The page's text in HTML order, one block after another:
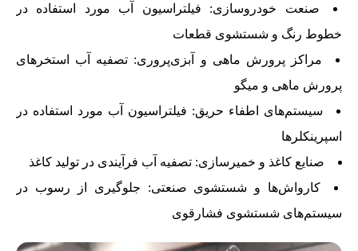
صنعت خودروسازی: فیلتراسیون آب مورد استفاده در
خطوط رنگ و شستشوی قطعات
مراکز پرورش ماهی و آبزی‌پروری: تصفیه آب استخرهای
پرورش ماهی و میگو
سیستم‌های اطفاء حریق: فیلتراسیون آب مورد استفاده در
اسپرینکلرها
صنایع کاغذ و خمیرسازی: تصفیه آب فرآیندی در تولید کاغذ
کارواش‌ها و شستشوی صنعتی: جلوگیری از رسوب در
سیستم‌های شستشوی فشارقوی